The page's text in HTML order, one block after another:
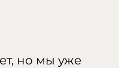
но мы уже